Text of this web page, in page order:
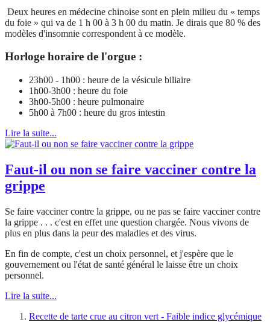
Deux heures en médecine chinoise sont en plein milieu du « temps
du foie » qui va de 1 h 00 à 3 h 00 du matin. Je dirais que 80 % des
modèles d'insomnie correspondent à ce modèle.
Horloge horaire de l'orgue :
23h00 - 1h00 : heure de la vésicule biliaire
1h00-3h00 : heure du foie
3h00-5h00 : heure pulmonaire
5h00 à 7h00 : heure du gros intestin
Lire la suite...
Faut-il ou non se faire vacciner contre la
grippe
Se faire vacciner contre la grippe, ou ne pas se faire vacciner contre
la grippe . . . c'est en effet une question chargée. Nous vivons de
plus en plus dans la peur des maladies et des virus.
En fin de compte, c'est un choix personnel, et j'espère que le
gouvernement ou l'état de santé général le laisse être un choix
personnel.
Lire la suite...
Recette de tarte crue au citron vert - Faible indice glycémique